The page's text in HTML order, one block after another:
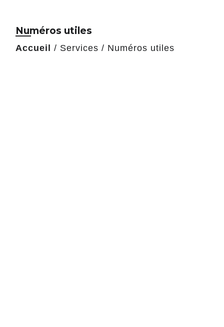
Numéros utiles
Accueil / Services / Numéros utiles